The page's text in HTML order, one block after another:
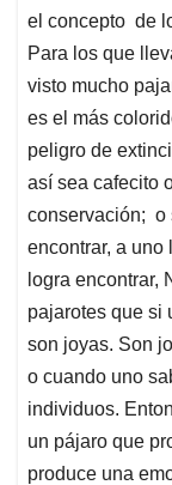
el concepto de
Para los que
visto mucho
es el más
peligro de
así sea cafecito
conservación; o
encontrar, a
logra encontrar,
pajarotes que si
son joyas. Son
o cuando uno
individuos.
un pájaro que
produce una